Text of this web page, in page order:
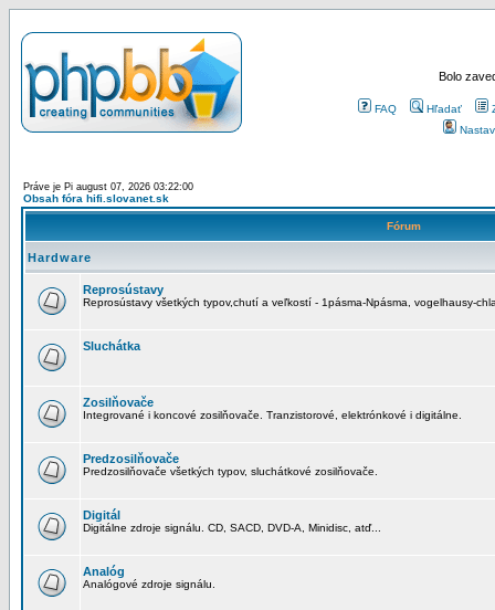
Bolo
FAQ Hľadať
Práve je Pi august 07, 2026 03:22:00
Obsah fóra hifi.slovanet.sk
Fórum
Hardware
Reprosústavy
Reprosústavy všetkých typov,chutí a veľkostí - 1pásma-Npásma, vogelhausy-
Sluchátka
Zosilňovače
Integrované i koncové zosilňovače. Tranzistorové, elektrónkové i digitálne.
Predzosilňovače
Predzosilňovače všetkých typov, sluchátkové zosilňovače.
Digitál
Digitálne zdroje signálu. CD, SACD, DVD-A, Minidisc, atď...
Analóg
Analógové zdroje signálu.